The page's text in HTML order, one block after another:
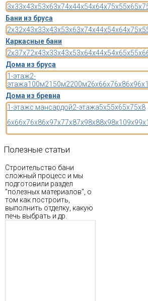
3x33x43x53x63x74x44x54x64x75x55x65x7
Бани из бруса
2x32x43x33x43x53x63x74x44x54x64x75x5
Каркасные бани
2x37x72x43x33x43x53x64x44x54x65x55x6
Дома из бруса
1-этаж2-
этажа100м2150м2200м26x66x76x86x9
Дома из бревна
1-этажс мансардой2-этажа5x55x65x75x8
6x66x76x86x97x77x87x98x88x98x109x9
Полезные статьи
Строительство бани
сложный процесс и мы
подготовили раздел
"полезных материалов", о
том как построить,
выполнить отделку, какую
печь выбрать и др.